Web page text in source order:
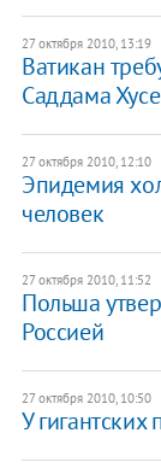
27 октября 2010, 13:19
Ватикан
Саддама
27 октября 2010, 12:10
Эпидемия
человек
27 октября 2010, 11:52
Польша
Россией
27 октября 2010, 10:50
У